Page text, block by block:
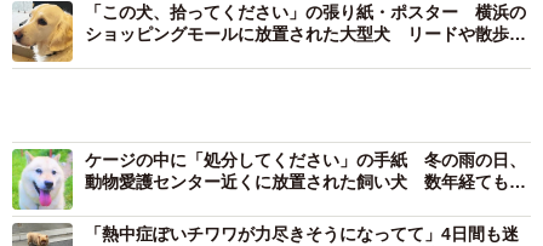
「この犬、拾ってください」の張り紙・ポスター 横浜の
ショッピングモールに放置された大型犬 リードや散歩を
の傷は癒えなかった
「熱中症ぽいチワワが力尽きそうになってて」4日間も迷
子の犬を保護→SNSで拡散”思いやりの輪”が広がる…犬の
命は？